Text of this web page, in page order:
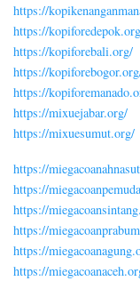
https://
https://
https://kopiforebali.org/
https://
https://
https://mixuejabar.org/
https://mixuesumut.org/
https://
https://
https://
https://
https://
https://